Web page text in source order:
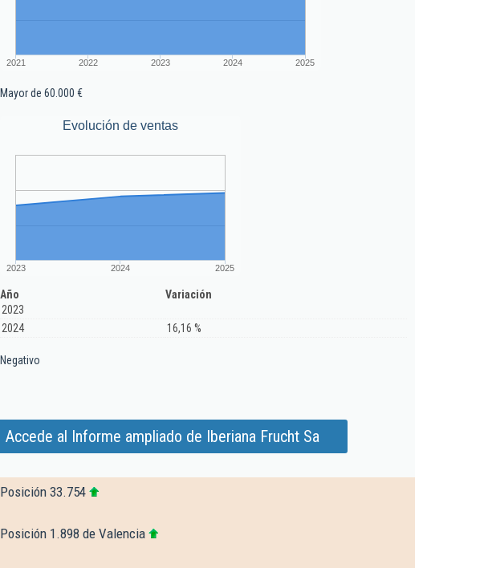
2021 2022 2023 2024 2025
Mayor de 60.000 €
Evolución de ventas
2023 2024 2025
Año
Variación
2023
2024
16,16 %
Negativo
Accede al Informe ampliado de Iberiana Frucht Sa
Posición 33.754
Posición 1.898 de Valencia